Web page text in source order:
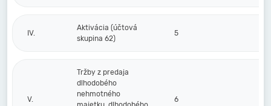
IV.
Aktivácia (účtová
skupina 62)
5
V.
Tržby z predaja
dlhodobého
nehmotného
6